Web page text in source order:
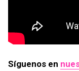
Síguenos en